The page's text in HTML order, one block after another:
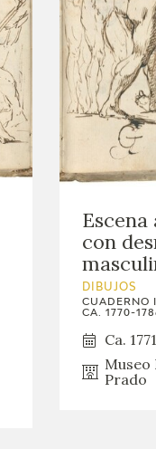
con
DIBUJOS
CUADERNO
CA. 1770-
Ca. 1771
Museo
Prado